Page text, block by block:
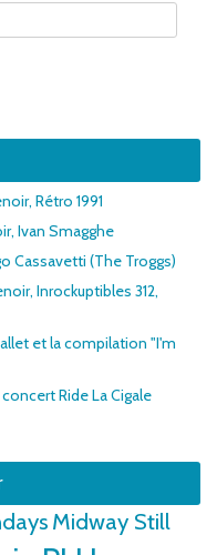
Rétro 1991
Ivan Smagghe
Cassavetti (The Troggs)
Inrockuptibles 312,
et la compilation "I'm
Ride La Cigale
Midway Still